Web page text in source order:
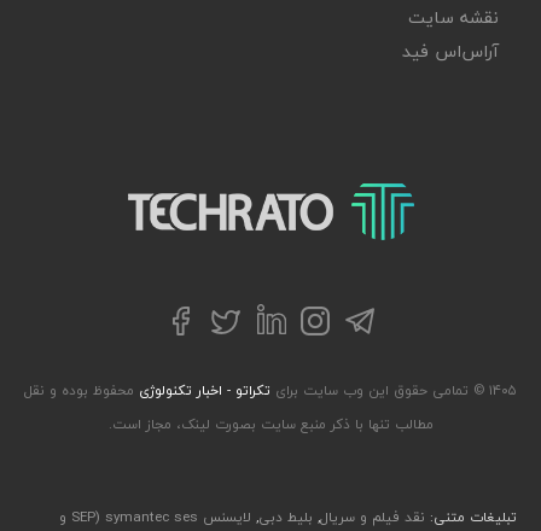
نقشه سایت
آر‌اس‌اس فید
تکراتو – زندگی با تکنولوژی
تلگراماینستاگرام
لینکداینتوییترفیسبوک
۱۴۰۵ © تمامی حقوق این وب سایت برای تکراتو - اخبار تکنولوژی محفوظ بوده و نقل
مطالب تنها با ذکر منبع سایت بصورت لینک، مجاز است.
تبلیغات متنی: نقد فیلم و سریال, بلیط دبی, لایسنس symantec ses (SEP و